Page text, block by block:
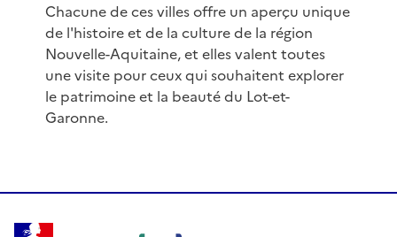
Chacune de ces villes offre un aperçu unique
de l'histoire et de la culture de la région
Nouvelle-Aquitaine, et elles valent toutes
une visite pour ceux qui souhaitent explorer
le patrimoine et la beauté du Lot-et-
Garonne.